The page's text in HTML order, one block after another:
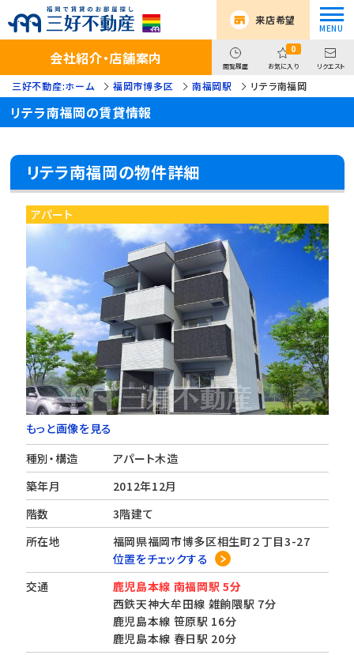
来店希望
会社紹介・店舗案内 閲覧履歴
0
お気に入り リクエスト
三好不動産:ホーム 福岡市博多区 南福岡駅 リテラ南福岡
リテラ南福岡の賃貸情報
リテラ南福岡の物件詳細
アパート
もっと画像を見る
種別・構造
アパート木造
築年月
2012年12月
階数
3階建て
所在地
福岡県福岡市博多区相生町２丁目3-27
位置をチェックする
交通
鹿児島本線 南福岡駅 5分
西鉄天神大牟田線 雑餉隈駅 7分
鹿児島本線 笹原駅 16分
鹿児島本線 春日駅 20分